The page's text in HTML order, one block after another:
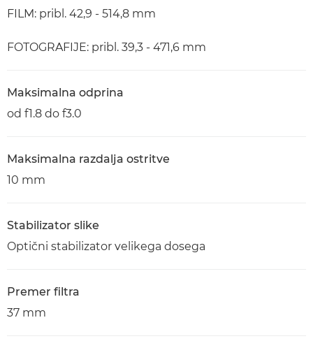
FILM: pribl. 42,9 - 514,8 mm
FOTOGRAFIJE: pribl. 39,3 - 471,6 mm
Maksimalna odprina
od f1.8 do f3.0
Maksimalna razdalja ostritve
10 mm
Stabilizator slike
Optični stabilizator velikega dosega
Premer filtra
37 mm